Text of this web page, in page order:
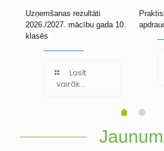
Uzņemšanas rezultāti
2026./2027. mācību gada 10.
klasēs
Lasīt
vairāk...